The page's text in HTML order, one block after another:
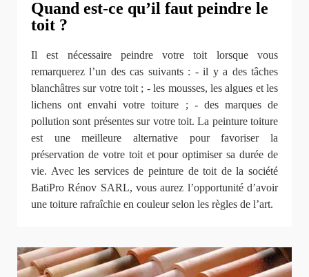
Quand est-ce qu’il faut peindre le
toit ?
Il est nécessaire peindre votre toit lorsque vous
remarquerez l’un des cas suivants : - il y a des tâches
blanchâtres sur votre toit ; - les mousses, les algues et les
lichens ont envahi votre toiture ; - des marques de
pollution sont présentes sur votre toit. La peinture toiture
est une meilleure alternative pour favoriser la
préservation de votre toit et pour optimiser sa durée de
vie. Avec les services de peinture de toit de la société
BatiPro Rénov SARL, vous aurez l’opportunité d’avoir
une toiture rafraîchie en couleur selon les règles de l’art.